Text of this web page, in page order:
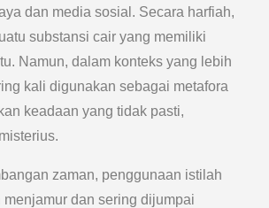
dan media sosial. Secara harfiah,
substansi cair yang memiliki
Namun, dalam konteks yang lebih
kali digunakan sebagai metafora
keadaan yang tidak pasti,
zaman, penggunaan istilah
dan sering dijumpai